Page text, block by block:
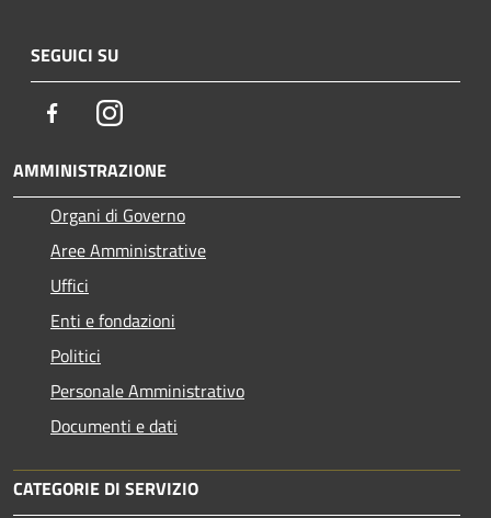
SEGUICI SU
FacebookInstagram
AMMINISTRAZIONE
Organi di Governo
Aree Amministrative
Uffici
Enti e fondazioni
Politici
Personale Amministrativo
Documenti e dati
CATEGORIE DI SERVIZIO